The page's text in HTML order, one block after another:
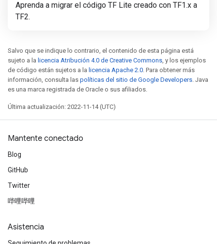
Aprenda a migrar el código TF Lite creado con TF1.x a
TF2.
Salvo que se indique lo contrario, el contenido de esta página está
sujeto a la licencia Atribución 4.0 de Creative Commons, y los ejemplos
de código están sujetos a la licencia Apache 2.0. Para obtener más
información, consulta las políticas del sitio de Google Developers. Java
es una marca registrada de Oracle o sus afiliados.
Última actualización: 2022-11-14 (UTC)
Mantente conectado
Blog
GitHub
Twitter
哔哩哔哩
Asistencia